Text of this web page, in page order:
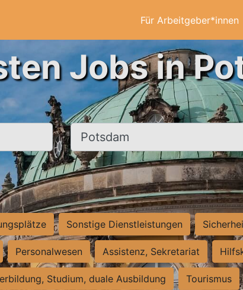
Für Arbeitgeber*innen
Jobs in
Ort, Stadt
Sonstige Dienstleistungen
Personalwesen Assistenz, Sekretariat
Studium, duale Ausbildung Tourismus